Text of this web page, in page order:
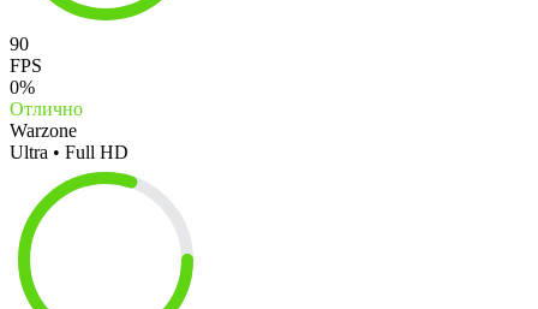
90
FPS
0%
Отлично
Warzone
Ultra • Full HD